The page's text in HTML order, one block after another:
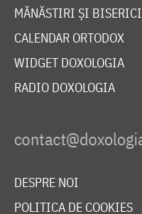
MĂNĂSTIRI ȘI BISERICI
CALENDAR ORTODOX
WIDGET DOXOLOGIA
RADIO DOXOLOGIA
DESPRE NOI
POLITICA DE COOKIES